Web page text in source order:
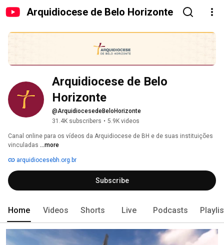
Arquidiocese de Belo Horizonte
Arquidiocese de Belo
Horizonte
@ArquidiocesedeBeloHorizonte
31.4K subscribers • 5.9K videos
Canal online para os vídeos da Arquidiocese de BH e de suas instituições
vinculadas ...more
arquidiocesebh.org.br
Subscribe
Home Videos Shorts Live Podcasts